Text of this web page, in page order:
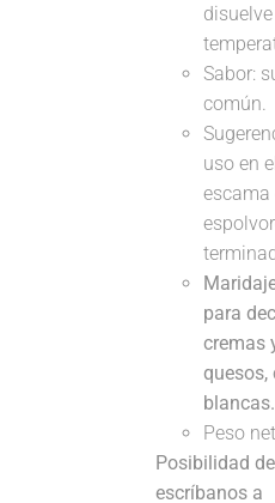
Sabor:
común.
uso en
escama
para
cremas
quesos,
Peso
Posibilidad
escríbanos a